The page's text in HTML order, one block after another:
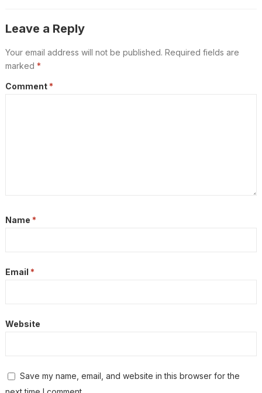
Leave a Reply
Your email address will not be published. Required fields are
marked *
Comment *
Name *
Email *
Website
Save my name, email, and website in this browser for the